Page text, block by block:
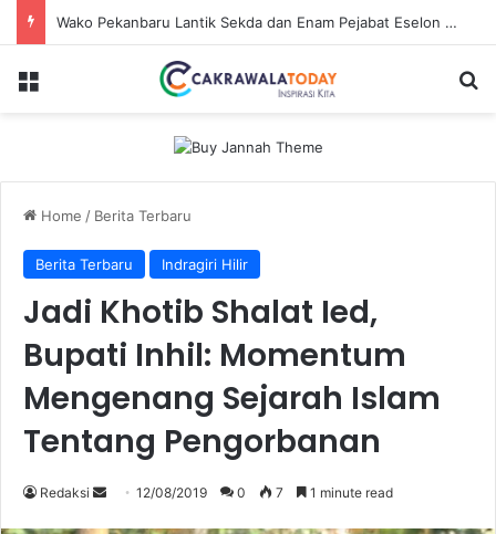
Wako Pekanbaru Lantik Sekda dan Enam Pejabat Eselon Lainnya
Menu
Home / Berita Terbaru
Berita Terbaru Indragiri Hilir
Jadi Khotib Shalat Ied,
Bupati Inhil: Momentum
Mengenang Sejarah Islam
Tentang Pengorbanan
Redaksi
Send12/08/2019 0 7 1 minute read